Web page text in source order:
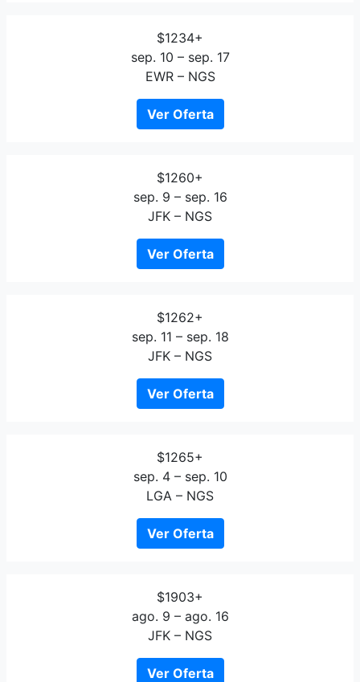
$1234+
sep. 10 – sep. 17
EWR – NGS
Ver Oferta
$1260+
sep. 9 – sep. 16
JFK – NGS
Ver Oferta
$1262+
sep. 11 – sep. 18
JFK – NGS
Ver Oferta
$1265+
sep. 4 – sep. 10
LGA – NGS
Ver Oferta
$1903+
ago. 9 – ago. 16
JFK – NGS
Ver Oferta